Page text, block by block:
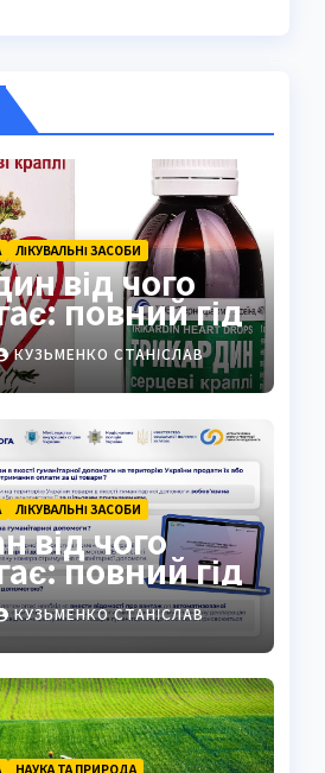
ЛІКУВАЛЬНІ ЗАСОБИ
від чого
повний гід
КУЗЬМЕНКО СТАНІСЛАВ
ЛІКУВАЛЬНІ ЗАСОБИ
від чого
повний гід
КУЗЬМЕНКО СТАНІСЛАВ
НАУКА ТА ПРИРОДА